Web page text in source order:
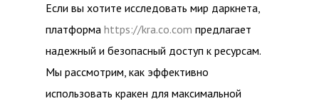
Если вы хотите исследовать мир даркнета,
платформа https://kra.co.com предлагает
надежный и безопасный доступ к ресурсам.
Мы рассмотрим, как эффективно
использовать кракен для максимальной